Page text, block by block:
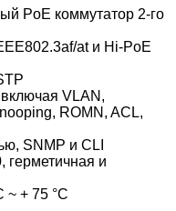
PoE коммутатор 2-го
at и Hi-PoE
VLAN,
ROMN, ACL,
SNMP и CLI
герметичная и
~ + 75 °C